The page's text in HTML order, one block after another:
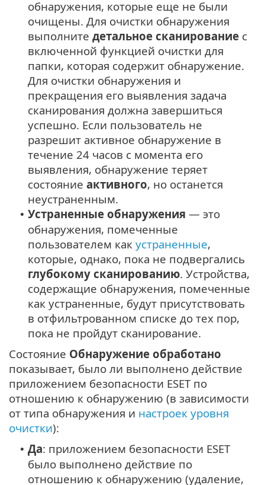
обнаружения, которые еще не были
очищены. Для очистки обнаружения
выполните детальное сканирование с
включенной функцией очистки для
папки, которая содержит обнаружение.
Для очистки обнаружения и
прекращения его выявления задача
сканирования должна завершиться
успешно. Если пользователь не
разрешит активное обнаружение в
течение 24 часов с момента его
выявления, обнаружение теряет
состояние активного, но останется
неустраненным.
• Устраненные обнаружения — это
обнаружения, помеченные
пользователем как устраненные,
которые, однако, пока не подвергались
глубокому сканированию. Устройства,
содержащие обнаружения, помеченные
как устраненные, будут присутствовать
в отфильтрованном списке до тех пор,
пока не пройдут сканирование.
Состояние Обнаружение обработано
показывает, было ли выполнено действие
приложением безопасности ESET по
отношению к обнаружению (в зависимости
от типа обнаружения и настроек уровня
очистки):
• Да: приложением безопасности ESET
было выполнено действие по
отношению к обнаружению (удаление,